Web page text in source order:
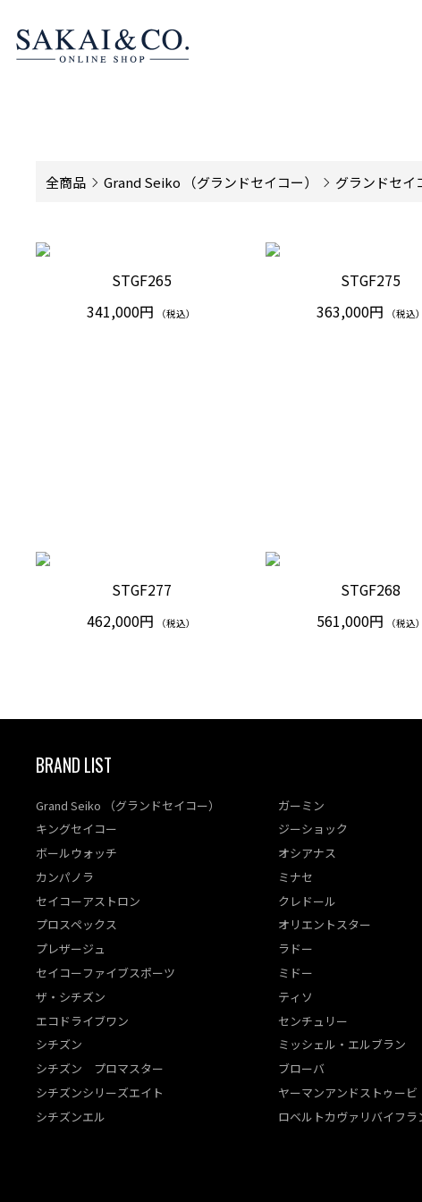
全商品 Grand Seiko （グランドセイコー） グランドセイ
STGF265
341,000円
（税込）
STGF275
363,000円
（税込）
STGF277
462,000円
（税込）
STGF268
561,000円
（税込）
BRAND LIST
Grand Seiko （グランドセイコー）
キングセイコー
ボールウォッチ
カンパノラ
セイコーアストロン
プロスペックス
プレザージュ
セイコーファイブスポーツ
ザ・シチズン
エコドライブワン
シチズン
シチズン プロマスター
シチズンシリーズエイト
シチズンエル
ガーミン
ジーショック
オシアナス
ミナセ
クレドール
オリエントスター
ラドー
ミドー
ティソ
センチュリー
ミッシェル・エルブラン
ブローバ
ヤーマンアンドストゥービ
ロベルトカヴァリバイフラ